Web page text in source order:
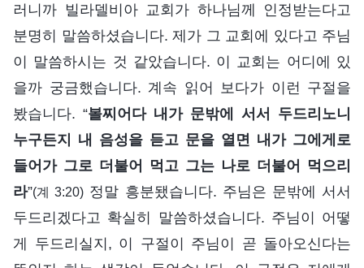
러니까 빌라델비아 교회가 하나님께 인정받는다고
분명히 말씀하셨습니다. 제가 그 교회에 있다고 주님
이 말씀하시는 것 같았습니다. 이 교회는 어디에 있
을까 궁금했습니다. 계속 읽어 보다가 이런 구절을
봤습니다. “볼찌어다 내가 문밖에 서서 두드리노니
누구든지 내 음성을 듣고 문을 열면 내가 그에게로
들어가 그로 더불어 먹고 그는 나로 더불어 먹으리
라”(계 3:20) 정말 흥분됐습니다. 주님은 문밖에 서서
두드리겠다고 확실히 말씀하셨습니다. 주님이 어떻
게 두드리실지, 이 구절이 주님이 곧 돌아오신다는